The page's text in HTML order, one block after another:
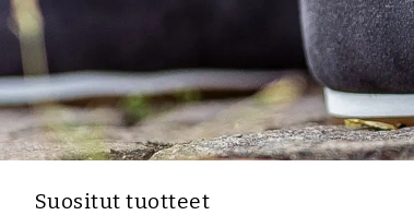
Suositut tuotteet